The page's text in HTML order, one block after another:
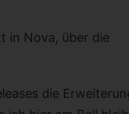
in Nova, über die
die